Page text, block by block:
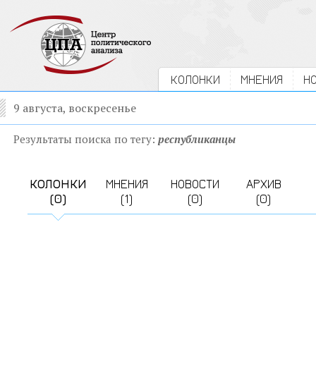
КОЛОНКИ МНЕНИЯ
9 августа, воскресенье
Результаты поиска по тегу: республиканцы
КОЛОНКИ
(0)
МНЕНИЯ
(1)
НОВОСТИ
(0)
АРХИВ
(0)